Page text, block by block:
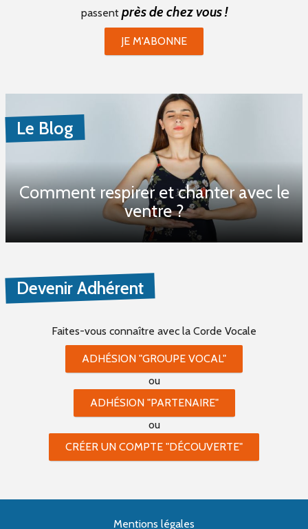
Mot(s) clé(s)
PROPOSER UNE PETITE ANNONCE
RSS PETITES ANNONCES
passent près de chez vous !
JE M'ABONNE
Le Blog
Comment respirer et chanter avec le
ventre ?
Devenir Adhérent
Faites-vous connaître avec la Corde Vocale
ADHÉSION "GROUPE VOCAL"
ou
ADHÉSION "PARTENAIRE"
ou
CRÉER UN COMPTE "DÉCOUVERTE"
Mentions légales